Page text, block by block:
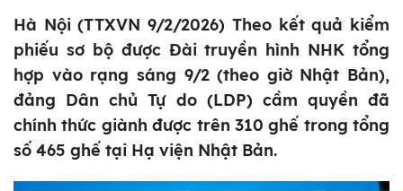
Hà Nội (TTXVN 9/2/2026) Theo kết quả kiểm
phiếu sơ bộ được Đài truyền hình NHK tổng
hợp vào rạng sáng 9/2 (theo giờ Nhật Bản),
đảng Dân chủ Tự do (LDP) cầm quyền đã
chính thức giành được trên 310 ghế trong tổng
số 465 ghế tại Hạ viện Nhật Bản.